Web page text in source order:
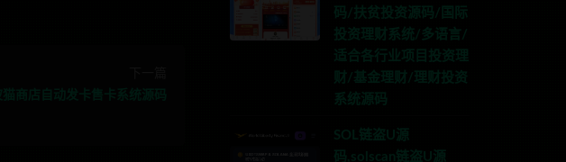
码/扶贫投资源码/国际
投资理财系统/多语言/
适合各行业项目投资理
财/基金理财/理财投资
系统源码
SOL链盗U源
码,solscan链盗U源